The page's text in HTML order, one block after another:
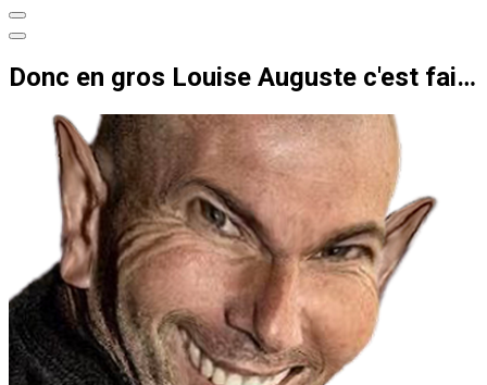
Donc en gros Louise Auguste c'est fait enculer